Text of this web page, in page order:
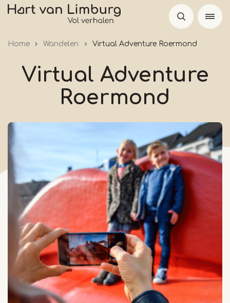
Overslaan
inhoud
Home Wandelen Virtual Adventure Roermond
Virtual Adventure
Roermond